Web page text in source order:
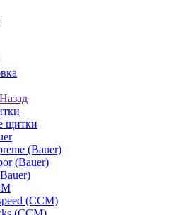
Назад
щитки
(Bauer)
(Bauer)
(CCM)